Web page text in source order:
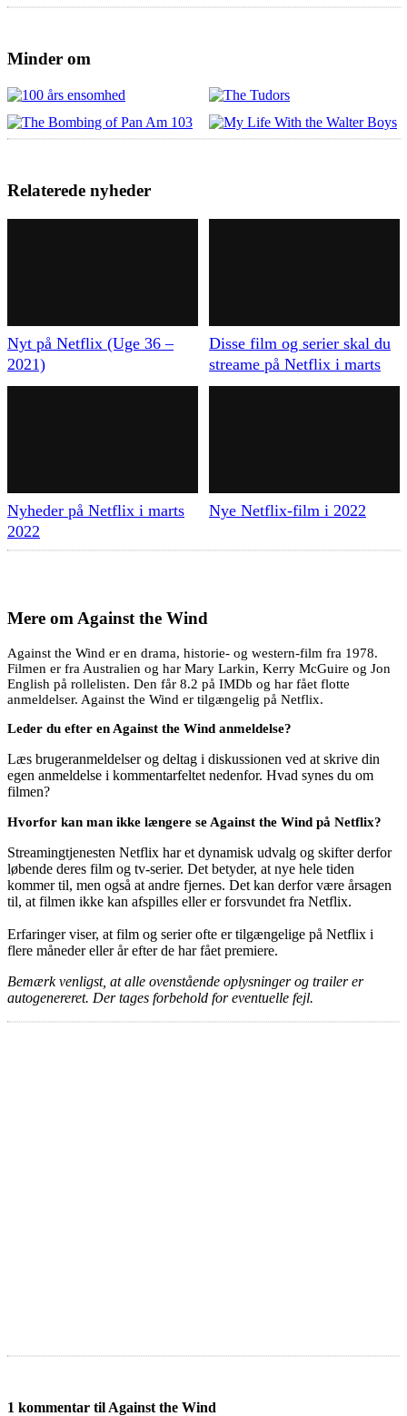
Minder om
Relaterede nyheder
Nyt på Netflix (Uge 36 –
2021)
Disse film og serier skal du
streame på Netflix i marts
Nyheder på Netflix i marts
2022
Nye Netflix-film i 2022
Mere om Against the Wind
Against the Wind er en drama, historie- og western-film fra 1978.
Filmen er fra Australien og har Mary Larkin, Kerry McGuire og Jon
English på rollelisten. Den får 8.2 på IMDb og har fået flotte
anmeldelser. Against the Wind er tilgængelig på Netflix.
Leder du efter en Against the Wind anmeldelse?
Læs brugeranmeldelser og deltag i diskussionen ved at skrive din
egen anmeldelse i kommentarfeltet nedenfor. Hvad synes du om
filmen?
Hvorfor kan man ikke længere se Against the Wind på Netflix?
Streamingtjenesten Netflix har et dynamisk udvalg og skifter derfor
løbende deres film og tv-serier. Det betyder, at nye hele tiden
kommer til, men også at andre fjernes. Det kan derfor være årsagen
til, at filmen ikke kan afspilles eller er forsvundet fra Netflix.
Erfaringer viser, at film og serier ofte er tilgængelige på Netflix i
flere måneder eller år efter de har fået premiere.
Bemærk venligst, at alle ovenstående oplysninger og trailer er
autogenereret. Der tages forbehold for eventuelle fejl.
1 kommentar til Against the Wind